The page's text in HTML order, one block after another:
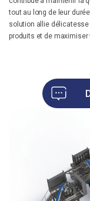
tout au long de leur
solution allie
produits et de maximiser